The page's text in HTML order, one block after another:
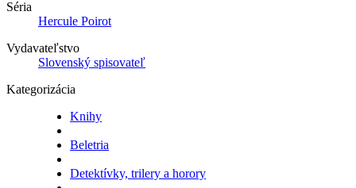
Séria
Hercule Poirot
Vydavateľstvo
Slovenský spisovateľ
Kategorizácia
Knihy
Beletria
Detektívky, trilery a horory